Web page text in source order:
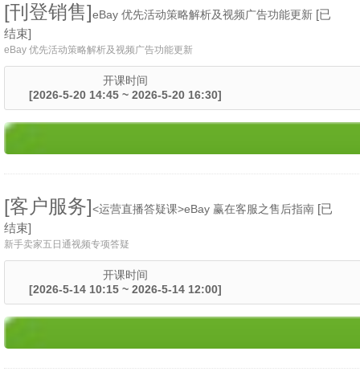
[刊登销售]eBay 优先活动策略解析及视频广告功能更新 [已
结束]
eBay 优先活动策略解析及视频广告功能更新
开课时间
[2026-5-20 14:45 ~ 2026-5-20 16:30]
[客户服务]<运营直播答疑课>eBay 赢在客服之售后指南 [已
结束]
新手卖家五日通视频专项答疑
开课时间
[2026-5-14 10:15 ~ 2026-5-14 12:00]